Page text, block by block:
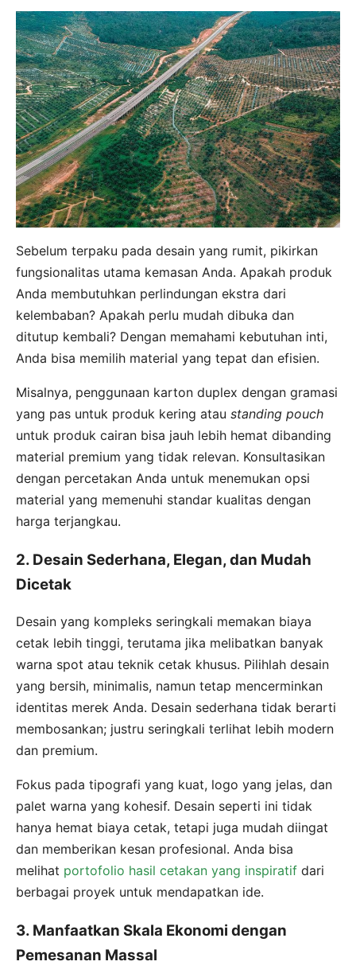
Sebelum terpaku pada desain yang rumit, pikirkan
fungsionalitas utama kemasan Anda. Apakah produk
Anda membutuhkan perlindungan ekstra dari
kelembaban? Apakah perlu mudah dibuka dan
ditutup kembali? Dengan memahami kebutuhan inti,
Anda bisa memilih material yang tepat dan efisien.
Misalnya, penggunaan karton duplex dengan gramasi
yang pas untuk produk kering atau standing pouch
untuk produk cairan bisa jauh lebih hemat dibanding
material premium yang tidak relevan. Konsultasikan
dengan percetakan Anda untuk menemukan opsi
material yang memenuhi standar kualitas dengan
harga terjangkau.
2. Desain Sederhana, Elegan, dan Mudah
Dicetak
Desain yang kompleks seringkali memakan biaya
cetak lebih tinggi, terutama jika melibatkan banyak
warna spot atau teknik cetak khusus. Pilihlah desain
yang bersih, minimalis, namun tetap mencerminkan
identitas merek Anda. Desain sederhana tidak berarti
membosankan; justru seringkali terlihat lebih modern
dan premium.
Fokus pada tipografi yang kuat, logo yang jelas, dan
palet warna yang kohesif. Desain seperti ini tidak
hanya hemat biaya cetak, tetapi juga mudah diingat
dan memberikan kesan profesional. Anda bisa
melihat portofolio hasil cetakan yang inspiratif dari
berbagai proyek untuk mendapatkan ide.
3. Manfaatkan Skala Ekonomi dengan
Pemesanan Massal